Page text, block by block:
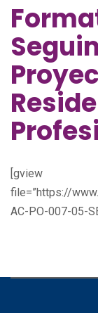
[gview
file=”https://
AC-PO-007-05-